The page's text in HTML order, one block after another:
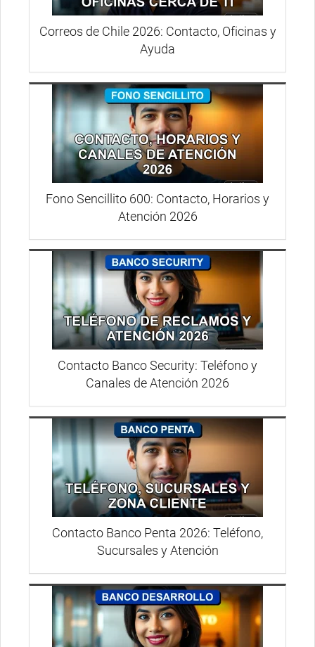
Correos de Chile 2026: Contacto, Oficinas y
Ayuda
Fono Sencillito 600: Contacto, Horarios y
Atención 2026
Contacto Banco Security: Teléfono y
Canales de Atención 2026
Contacto Banco Penta 2026: Teléfono,
Sucursales y Atención